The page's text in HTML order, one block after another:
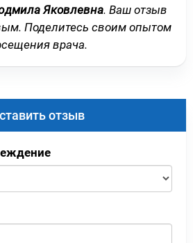
Яковлевна. Ваш отзыв
Поделитесь своим опытом
врача.
отзыв